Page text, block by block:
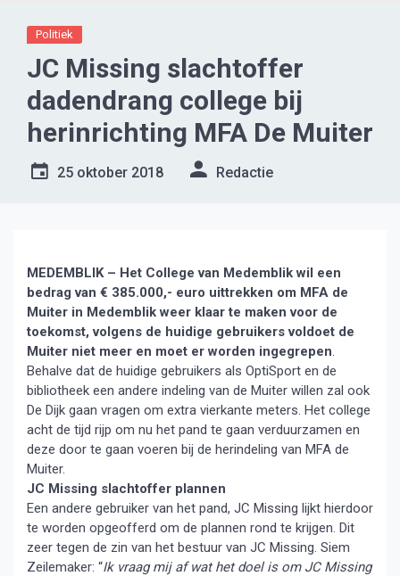
Politiek
JC Missing slachtoffer
dadendrang college bij
herinrichting MFA De Muiter
25 oktober 2018 Redactie
MEDEMBLIK – Het College van Medemblik wil een
bedrag van € 385.000,- euro uittrekken om MFA de
Muiter in Medemblik weer klaar te maken voor de
toekomst, volgens de huidige gebruikers voldoet de
Muiter niet meer en moet er worden ingegrepen.
Behalve dat de huidige gebruikers als OptiSport en de
bibliotheek een andere indeling van de Muiter willen zal ook
De Dijk gaan vragen om extra vierkante meters. Het college
acht de tijd rijp om nu het pand te gaan verduurzamen en
deze door te gaan voeren bij de herindeling van MFA de
Muiter.
JC Missing slachtoffer plannen
Een andere gebruiker van het pand, JC Missing lijkt hierdoor
te worden opgeofferd om de plannen rond te krijgen. Dit
zeer tegen de zin van het bestuur van JC Missing. Siem
Zeilemaker: “Ik vraag mij af wat het doel is om JC Missing